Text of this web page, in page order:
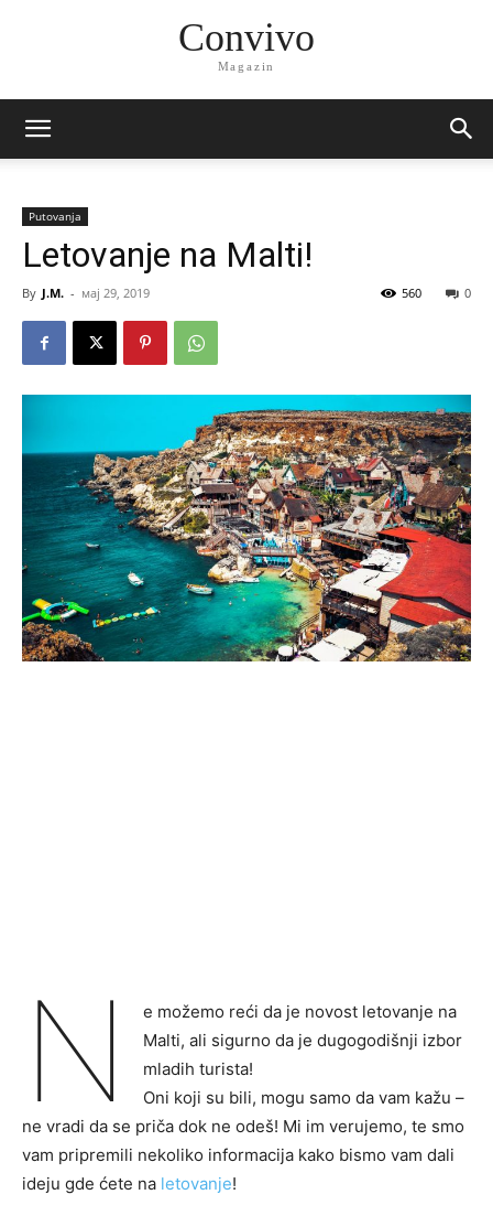
Convivo
Magazin
Putovanja
Letovanje na Malti!
By J.M. - мај 29, 2019 0
560
N
e možemo reći da je novost letovanje na
Malti, ali sigurno da je dugogodišnji izbor
mladih turista!
Oni koji su bili, mogu samo da vam kažu –
ne vradi da se priča dok ne odeš! Mi im verujemo, te smo
vam pripremili nekoliko informacija kako bismo vam dali
ideju gde ćete na letovanje!